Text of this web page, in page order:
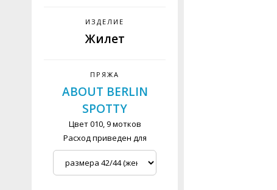
ИЗДЕЛИЕ
Жилет
ПРЯЖА
ABOUT BERLIN
SPOTTY
Цвет 010, 9 мотков
Расход приведен для